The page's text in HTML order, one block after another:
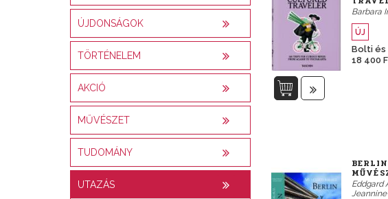
ÚJDONSÁGOK
TÖRTÉNELEM
AKCIÓ
MŰVÉSZET
TUDOMÁNY
UTAZÁS
Barbara
ÚJ
Bolti és
18 400
Eddgard